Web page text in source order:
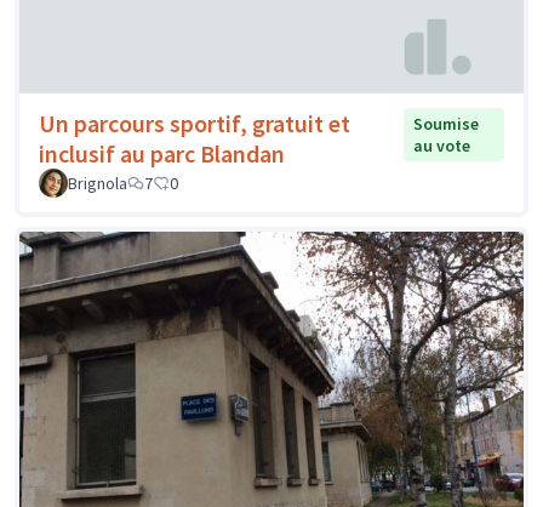
Un parcours sportif, gratuit et
inclusif au parc Blandan
Soumise
au vote
Brignola
7 0